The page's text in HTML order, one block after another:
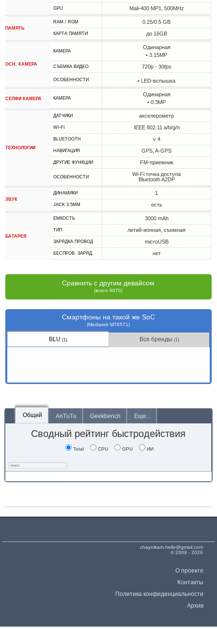
GPU Mali-400 MP1, 500MHz
ПАМЯТЬ
RAM / ROM 0.25/0.5 GB
КАРТА ПАМЯТИ до 16GB
ОСН. КАМЕРА
КАМЕРА
Одинарная
• 3.15MP
СЪЕМКА ВИДЕО 720p - 30fps
ОСОБЕННОСТИ • LED-вспышка
СЕЛФИ КАМЕРА КАМЕРА
Одинарная
• 0.3MP
ТЕХНОЛОГИИ
ДАТЧИКИ акселерометр
WI-FI IEEE 802.11 a/b/g/n
BLUETOOTH v 4
НАВИГАЦИЯ GPS, A-GPS
ДРУГИЕ ФУНКЦИИ FM-приемник
ОСОБЕННОСТИ
Wi-Fi точка доступа
Bluetooth A2DP
ЗВУК
ДИНАМИКИ 1
JACK 3.5MM есть
БАТАРЕЯ
ЕМКОСТЬ 3000 mAh
ТИП литий-ионная, съемная
ЗАРЯДКА ПРОВОД microUSB
БЕСПРОВ. ЗАРЯД. нет
Сравнить с другим девайсом
(всего 6070)
Смартфоны на такой же SoC
(Mediatek MT6571)
BLU(1) Все бренды (1)
Общий AnTuTu Geekbench Еще...
Сводный рейтинг быстродействия
Total CPU GPU ИИ
chaynikam.hello@gmail.com
© 2009 - 2026
О проекте
Контакты
Политика конфиденциальности
Архив